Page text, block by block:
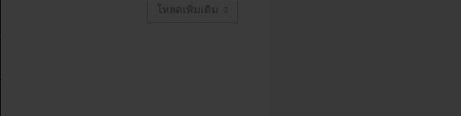
โหลดเพิ่มเติม